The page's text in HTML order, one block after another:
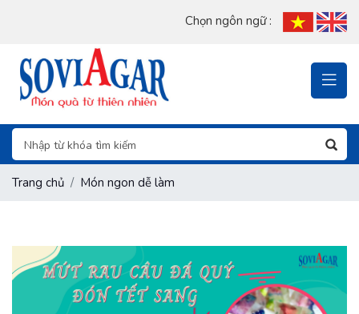
Chọn ngôn ngữ :
Trang chủ Món ngon dễ làm